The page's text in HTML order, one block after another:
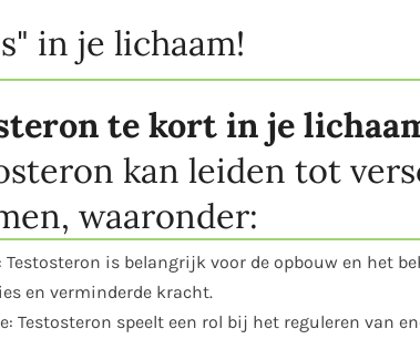
in je lichaam!
te kort in je
kan leiden tot
waaronder:
is belangrijk voor de opbouw en het
en verminderde kracht.
Testosteron speelt een rol bij het reguleren van